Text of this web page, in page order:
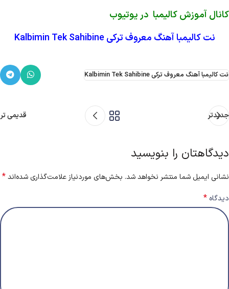
کانال آموزش کالیمبا در یوتیوب
نت کالیمبا آهنگ معروف ترکی Kalbimin Tek Sahibine
نت کالیمبا آهنگ معروف ترکی Kalbimin Tek Sahibine
جدیدتر قدیمی تر
دیدگاهتان را بنویسید
نشانی ایمیل شما منتشر نخواهد شد. بخش‌های موردنیاز علامت‌گذاری شده‌اند*
دیدگاه *